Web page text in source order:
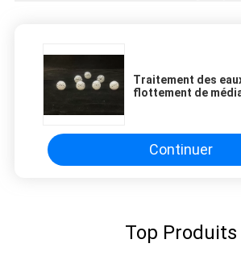
once you dial in the IPD
adjustment is smooth, and
strain during long sessions.
taking the time to set it up
the difference. No more eye
Traitement des
flottement de
Continuer
Top Produits